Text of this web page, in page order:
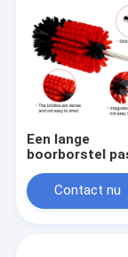
Een lange
boorborstel
perfect in
spletenContact nu